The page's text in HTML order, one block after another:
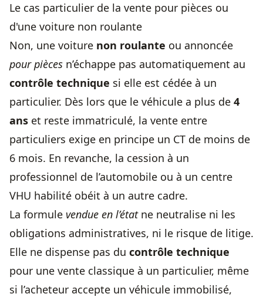
Le cas particulier de la vente pour pièces ou
d'une voiture non roulante
Non, une voiture non roulante ou annoncée
pour pièces n’échappe pas automatiquement au
contrôle technique si elle est cédée à un
particulier. Dès lors que le véhicule a plus de 4
ans et reste immatriculé, la vente entre
particuliers exige en principe un CT de moins de
6 mois. En revanche, la cession à un
professionnel de l’automobile ou à un centre
VHU habilité obéit à un autre cadre.
La formule vendue en l’étatne neutralise ni les
obligations administratives, ni le risque de litige.
Elle ne dispense pas du contrôle technique
pour une vente classique à un particulier, même
si l’acheteur accepte un véhicule immobilisé,